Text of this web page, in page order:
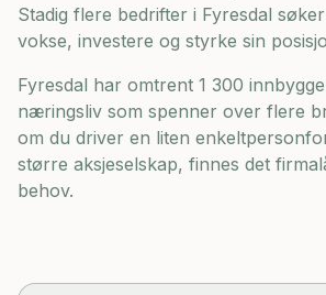
Stadig flere bedrifter i Fyresdal
vokse, investere og styrke sin
Fyresdal har omtrent 1 300
næringsliv som spenner over flere
om du driver en liten
større aksjeselskap, finnes det
behov.